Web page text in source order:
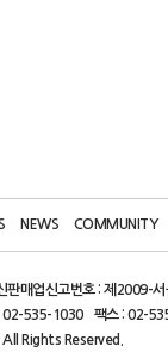
NEWS COMMUNITY
판매업신고번호 : 제2009-
02-535-1030 팩스 : 02-
Rights Reserved.